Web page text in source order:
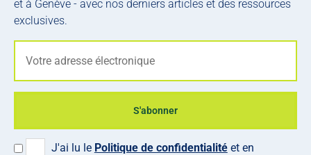
et à Genève - avec nos derniers articles et des ressources
exclusives.
J'ai lu le Politique de confidentialitéet en
S'abonner